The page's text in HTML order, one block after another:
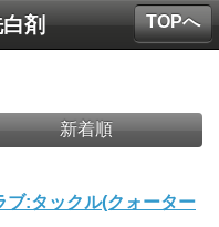
剤
新着順
ブ:タックル(クォーター
TOPへ